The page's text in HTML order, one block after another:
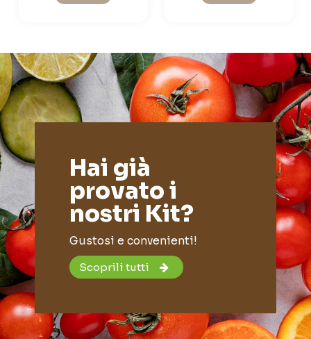
Hai già
provato i
nostri Kit?
Gustosi e convenienti!
Scoprili tutti